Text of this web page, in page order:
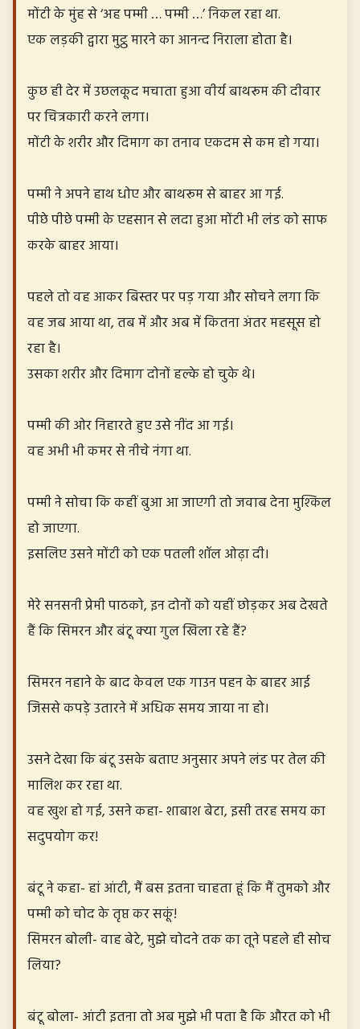
मोंटी के मुंह से ‘अह पम्मी … पम्मी …’ निकल रहा था.
एक लड़की द्वारा मुट्ठ मारने का आनन्द निराला होता है।
कुछ ही देर में उछलकूद मचाता हुआ वीर्य बाथरूम की दीवार
पर चित्रकारी करने लगा।
मोंटी के शरीर और दिमाग का तनाव एकदम से कम हो गया।
पम्मी ने अपने हाथ धोए और बाथरूम से बाहर आ गई.
पीछे पीछे पम्मी के एहसान से लदा हुआ मोंटी भी लंड को साफ
करके बाहर आया।
पहले तो वह आकर बिस्तर पर पड़ गया और सोचने लगा कि
वह जब आया था, तब में और अब में कितना अंतर महसूस हो
रहा है।
उसका शरीर और दिमाग दोनों हल्के हो चुके थे।
पम्मी की ओर निहारते हुए उसे नींद आ गई।
वह अभी भी कमर से नीचे नंगा था.
पम्मी ने सोचा कि कहीं बुआ आ जाएगी तो जवाब देना मुश्किल
हो जाएगा.
इसलिए उसने मोंटी को एक पतली शॉल ओढ़ा दी।
मेरे सनसनी प्रेमी पाठको, इन दोनों को यहीं छोड़कर अब देखते
हैं कि सिमरन और बंटू क्या गुल खिला रहे हैं?
सिमरन नहाने के बाद केवल एक गाउन पहन के बाहर आई
जिससे कपड़े उतारने में अधिक समय जाया ना हो।
उसने देखा कि बंटू उसके बताए अनुसार अपने लंड पर तेल की
मालिश कर रहा था.
वह खुश हो गई, उसने कहा- शाबाश बेटा, इसी तरह समय का
सदुपयोग कर!
बंटू ने कहा- हां आंटी, मैं बस इतना चाहता हूं कि मैं तुमको और
पम्मी को चोद के तृप्त कर सकूं!
सिमरन बोली- वाह बेटे, मुझे चोदने तक का तूने पहले ही सोच
लिया?
बंटू बोला- आंटी इतना तो अब मुझे भी पता है कि औरत को भी